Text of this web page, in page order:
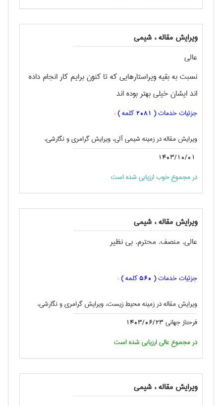
ویرایش مقاله ، شيمی
عالی
نسبت به بقیه ویراستارهایی که تا کنون برایم کار انجام داده
اند ایشان خیلی بهتر بوده اند
جزئیات خدمات ( 2081 کلمه ) :
ویرایش مقاله در زمینه شیمی آلی، ویرایش گرامری و نگارشی،
1403/10/01
در مجموع خوب ارزیابی شده است
ویرایش مقاله ، شيمی
عالی. منصف. محترم. بی نظیر
جزئیات خدمات ( 560کلمه ) :
ویرایش مقاله در زمینه محیط زیست، ویرایش گرامری و نگارشی،
فرحناز جهانی 1403/06/23
در مجموع عالی ارزیابی شده است
ویرایش مقاله ، شيمی